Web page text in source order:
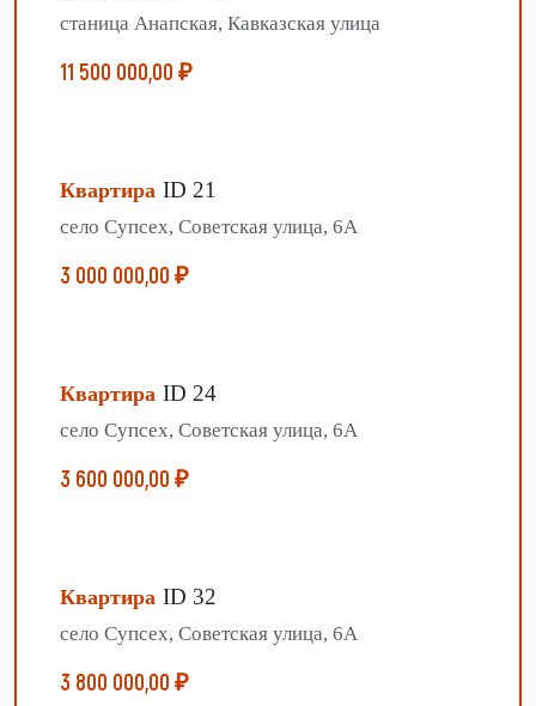
станица Анапская, Кавказская улица
11 500 000,00 ₽
Квартира ID 21
село Супсех, Советская улица, 6А
3 000 000,00 ₽
Квартира ID 24
село Супсех, Советская улица, 6А
3 600 000,00 ₽
Квартира ID 32
село Супсех, Советская улица, 6А
3 800 000,00 ₽